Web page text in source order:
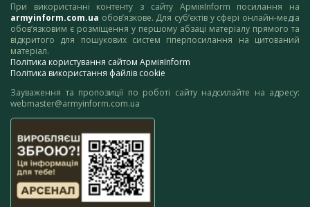
При використанні контенту з сайту АрміяInform посилання на
armyinform.com.ua обов’язкове. Для суб’єктів у сфері онлайн-медіа
обов’язковим є розміщення у першому абзаці матеріалу прямого та
відкритого для пошукових систем гіперпосилання на цитований
матеріал.
Політика користування сайтом АрміяInform
Політика використання файлів cookie
Зауваження та пропозиції по роботі сайту надсилайте на адресу:
webmaster@armyinform.com.ua